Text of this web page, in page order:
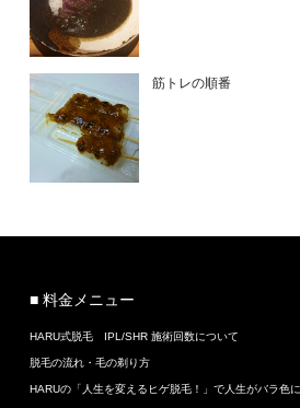
筋トレの順番
■ 料金メニュー
HARU式脱毛 IPL/SHR 施術回数について
脱毛の流れ・毛の剃り方
HARUの「人生を変えるヒゲ脱毛！」で人生がバラ色